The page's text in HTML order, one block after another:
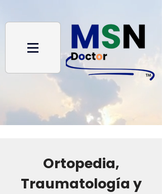
Ortopedia,
Traumatología y